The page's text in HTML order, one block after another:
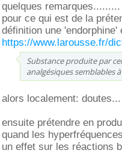
quelques remarques.........
pour ce qui est de la
définition une 'endorphine'
https://www.larousse.fr/
Substance produite par
analgésiques semblables
alors localement: doutes...
ensuite prétendre en
quand les
un effet sur les réactions